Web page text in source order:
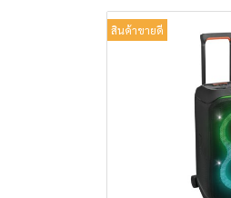
สินค้าขายดี